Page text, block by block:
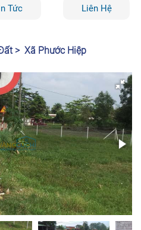
Tức Liên Hệ
> Xã Phước Hiệp